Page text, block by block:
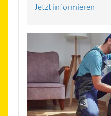
Jetzt informieren